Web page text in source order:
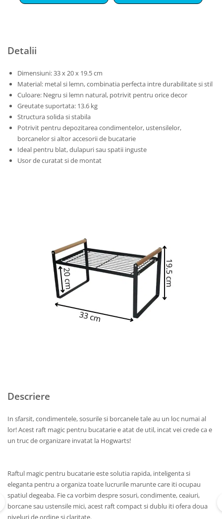
Detalii
Dimensiuni: 33 x 20 x 19.5 cm
Material: metal si lemn, combinatia perfecta intre durabilitate si stil
Culoare: Negru si lemn natural, potrivit pentru orice decor
Greutate suportata: 13.6 kg
Structura solida si stabila
Potrivit pentru depozitarea condimentelor, ustensilelor,
borcanelor si altor accesorii de bucatarie
Ideal pentru blat, dulapuri sau spatii inguste
Usor de curatat si de montat
Descriere
In sfarsit, condimentele, sosurile si borcanele tale au un loc numai al
lor! Acest raft magic pentru bucatarie e atat de util, incat vei crede ca e
un truc de organizare invatat la Hogwarts!
Raftul magic pentru bucatarie este solutia rapida, inteligenta si
eleganta pentru a organiza toate lucrurile marunte care iti ocupau
spatiul degeaba. Fie ca vorbim despre sosuri, condimente, ceaiuri,
borcane sau ustensile mici, acest raft compact si dublu iti ofera doua
niveluri de ordine si claritate.